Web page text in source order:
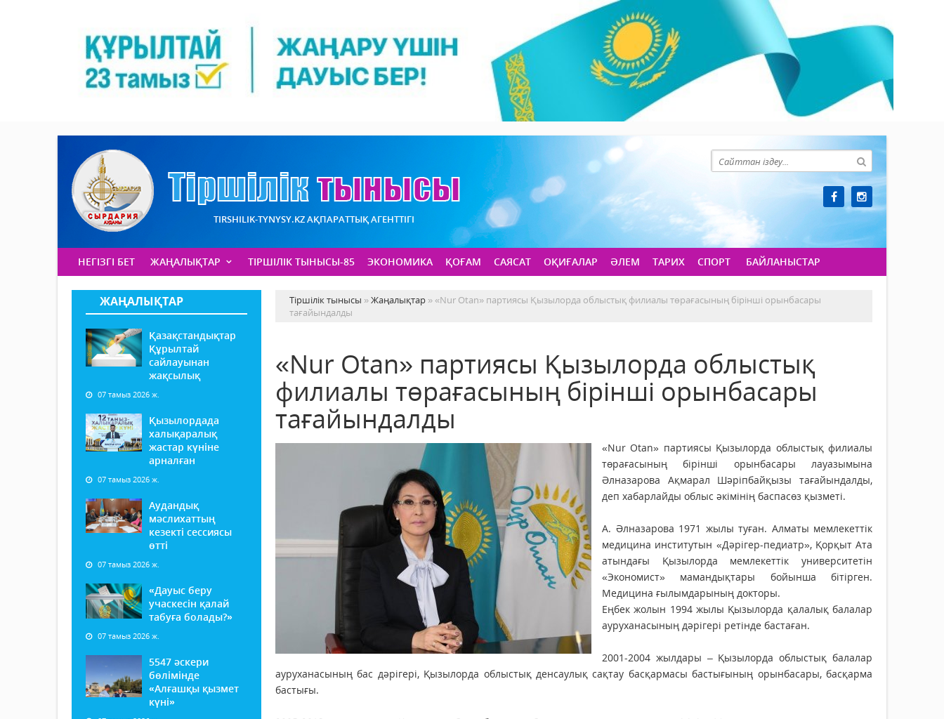
TIRSHILIK-TYNYSY.KZ АҚПАРАТТЫҚ АГЕНТТІГІ
НЕГІЗГІ БЕТ ЖАҢАЛЫҚТАР ТІРШІЛІК ТЫНЫСЫ-85 ЭКОНОМИКА ҚОҒАМ САЯСАТ ОҚИҒАЛАР ӘЛЕМ ТАРИХ СПОРТ БАЙЛАНЫСТАР
ЖАҢАЛЫҚТАР
Қазақстандықтар
Құрылтай
сайлауынан
жақсылық
07 тамыз 2026 ж.
Қызылордада
халықаралық
жастар күніне
арналған
07 тамыз 2026 ж.
Аудандық
мәслихаттың
кезекті сессиясы
өтті
07 тамыз 2026 ж.
«Дауыс беру
учаскесін қалай
табуға болады?»
07 тамыз 2026 ж.
5547 әскери
бөлімінде
«Алғашқы қызмет
күні»
Тіршілік тынысы »Жаңалықтар » «Nur Otan» партиясы Қызылорда облыстық филиалы төрағасының бірінші орынбасары
тағайындалды
«Nur Otan» партиясы Қызылорда облыстық
филиалы төрағасының бірінші орынбасары
тағайындалды
«Nur Otan» партиясы Қызылорда облыстық филиалы
төрағасының бірінші орынбасары лауазымына
Әлназарова Ақмарал Шәріпбайқызы тағайындалды,
деп хабарлайды облыс әкімінің баспасөз қызметі.
А. Әлназарова 1971 жылы туған. Алматы мемлекеттік
медицина институтын «Дәрігер-педиатр», Қорқыт Ата
атындағы Қызылорда мемлекеттік университетін
«Экономист» мамандықтары бойынша бітірген.
Медицина ғылымдарының докторы.
Еңбек жолын 1994 жылы Қызылорда қалалық балалар
ауруханасының дәрігері ретінде бастаған.
2001-2004 жылдары – Қызылорда облыстық балалар
ауруханасының бас дәрігері, Қызылорда облыстық денсаулық сақтау басқармасы бастығының орынбасары, басқарма
бастығы.